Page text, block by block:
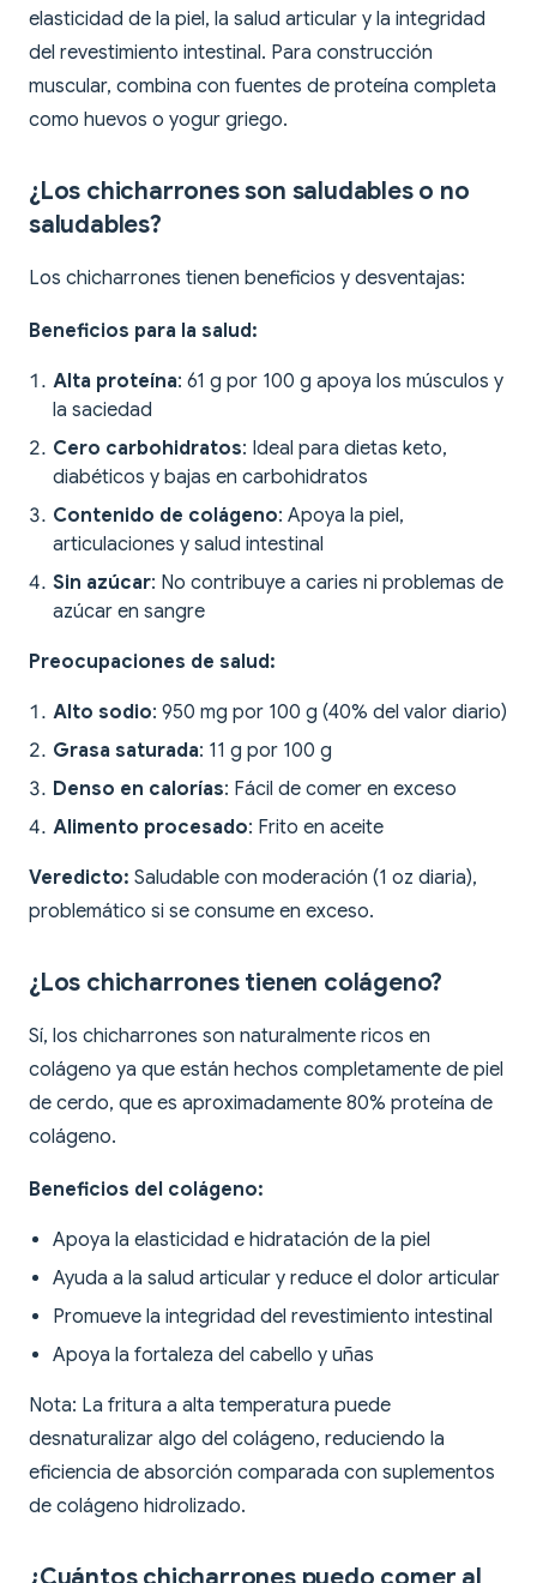
elasticidad de la piel, la salud articular y la integridad
del revestimiento intestinal. Para construcción
muscular, combina con fuentes de proteína completa
como huevos o yogur griego.
¿Los chicharrones son saludables o no
saludables?
Los chicharrones tienen beneficios y desventajas:
Beneficios para la salud:
Alta proteína: 61 g por 100 g apoya los músculos y
la saciedad
Cero carbohidratos: Ideal para dietas keto,
diabéticos y bajas en carbohidratos
Contenido de colágeno: Apoya la piel,
articulaciones y salud intestinal
Sin azúcar: No contribuye a caries ni problemas de
azúcar en sangre
Preocupaciones de salud:
Alto sodio: 950 mg por 100 g (40% del valor diario)
Grasa saturada: 11 g por 100 g
Denso en calorías: Fácil de comer en exceso
Alimento procesado: Frito en aceite
Veredicto: Saludable con moderación (1 oz diaria),
problemático si se consume en exceso.
¿Los chicharrones tienen colágeno?
Sí, los chicharrones son naturalmente ricos en
colágeno ya que están hechos completamente de piel
de cerdo, que es aproximadamente 80% proteína de
colágeno.
Beneficios del colágeno:
Apoya la elasticidad e hidratación de la piel
Ayuda a la salud articular y reduce el dolor articular
Promueve la integridad del revestimiento intestinal
Apoya la fortaleza del cabello y uñas
Nota: La fritura a alta temperatura puede
desnaturalizar algo del colágeno, reduciendo la
eficiencia de absorción comparada con suplementos
de colágeno hidrolizado.